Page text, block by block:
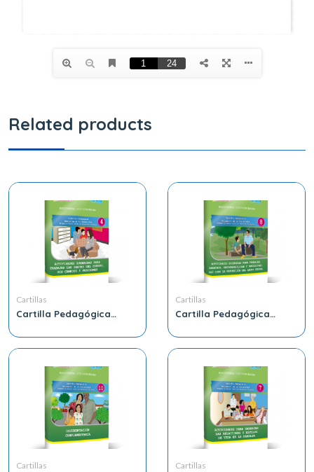
Related products
Cartillas
Cartilla Pedagógica
Sexualidad Primero a
Cuarto Grado de
Cartillas
Cartilla Pedagógica
Sexualidad Primero a
Cuarto Grado de
Cartillas Cartillas